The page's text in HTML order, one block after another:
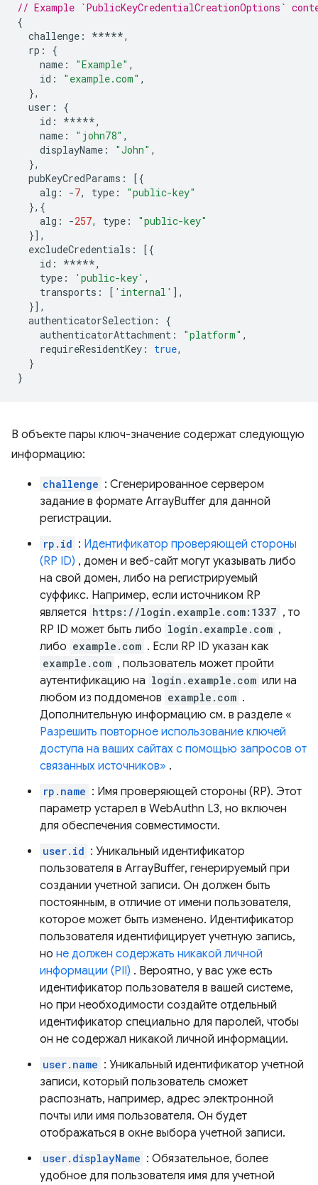
// Example `PublicKeyCredentialCreationOptions`
{
challenge : *****,
rp :
{
name : "Example" ,
id : "example.com" ,
},
user :
{
id : *****,
name : "john78" ,
displayName : "John" ,
},
pubKeyCredParams :
[{
alg : -7, type :
"public-key"
},{
alg : -257, type :
"public-key"
}],
excludeCredentials :
[{
id : *****,
type : 'public-key' ,
transports : [ 'internal' ],
}],
authenticatorSelection :
{
authenticatorAttachment : "platform" ,
requireResidentKey : true,
}
}
В объекте пары ключ-значение содержат следующую
информацию:
challenge : Сгенерированное сервером
задание в формате ArrayBuffer для данной
регистрации.
rp.id : Идентификатор проверяющей стороны
(RP ID) , домен и веб-сайт могут указывать либо
на свой домен, либо на регистрируемый
суффикс. Например, если источником RP
является https://login.example.com:1337 , то
RP ID может быть либо login.example.com ,
либо example.com . Если RP ID указан как
example.com , пользователь может пройти
аутентификацию на login.example.com или на
любом из поддоменов example.com .
Дополнительную информацию см. в разделе «
Разрешить повторное использование ключей
доступа на ваших сайтах с помощью запросов от
связанных источников» .
rp.name : Имя проверяющей стороны (RP). Этот
параметр устарел в WebAuthn L3, но включен
для обеспечения совместимости.
user.id : Уникальный идентификатор
пользователя в ArrayBuffer, генерируемый при
создании учетной записи. Он должен быть
постоянным, в отличие от имени пользователя,
которое может быть изменено. Идентификатор
пользователя идентифицирует учетную запись,
но не должен содержать никакой личной
информации (PII) . Вероятно, у вас уже есть
идентификатор пользователя в вашей системе,
но при необходимости создайте отдельный
идентификатор специально для паролей, чтобы
он не содержал никакой личной информации.
user.name : Уникальный идентификатор учетной
записи, который пользователь сможет
распознать, например, адрес электронной
почты или имя пользователя. Он будет
отображаться в окне выбора учетной записи.
user.displayName : Обязательное, более
удобное для пользователя имя для учетной